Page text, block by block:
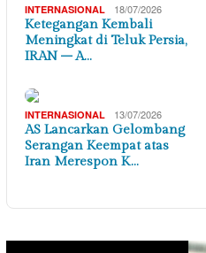
INTERNASIONAL 18/07/2026
Ketegangan Kembali
Meningkat di Teluk Persia,
IRAN – A…
INTERNASIONAL 13/07/2026
AS Lancarkan Gelombang
Serangan Keempat atas
Iran Merespon K…